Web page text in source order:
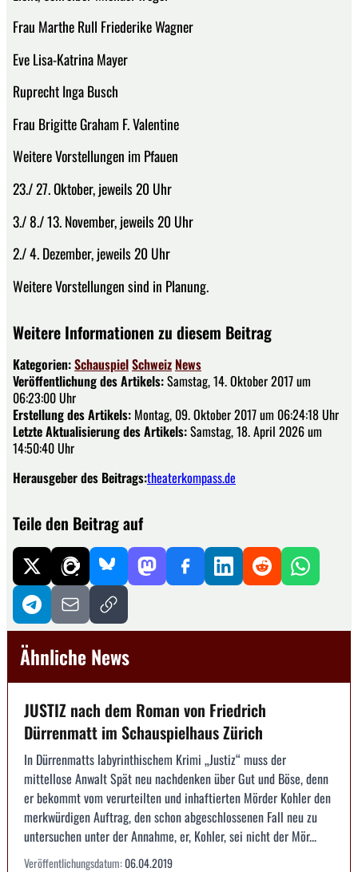
Frau Marthe Rull Friederike Wagner
Eve Lisa-Katrina Mayer
Ruprecht Inga Busch
Frau Brigitte Graham F. Valentine
Weitere Vorstellungen im Pfauen
23./ 27. Oktober, jeweils 20 Uhr
3./ 8./ 13. November, jeweils 20 Uhr
2./ 4. Dezember, jeweils 20 Uhr
Weitere Vorstellungen sind in Planung.
Weitere Informationen zu diesem Beitrag
Kategorien:SchauspielSchweiz News
Veröffentlichung des Artikels:Samstag, 14. Oktober 2017 um
06:23:00 Uhr
Erstellung des Artikels: Montag, 09. Oktober 2017 um 06:24:18 Uhr
Letzte Aktualisierung des Artikels:Samstag, 18. April 2026 um
14:50:40 Uhr
Herausgeber des Beitrags:theaterkompass.de
Teile den Beitrag auf
Ähnliche News
JUSTIZ nach dem Roman von Friedrich
Dürrenmatt im Schauspielhaus Zürich
In Dürrenmatts labyrinthischem Krimi „Justiz“ muss der
mittellose Anwalt Spät neu nachdenken über Gut und Böse, denn
er bekommt vom verurteilten und inhaftierten Mörder Kohler den
merkwürdigen Auftrag, den schon abgeschlossenen Fall neu zu
untersuchen unter der Annahme, er, Kohler, sei nicht der Mör...
Veröffentlichungsdatum:06.04.2019